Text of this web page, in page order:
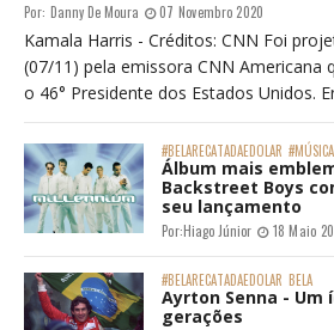
Por: Danny De Moura 07 Novembro 2020
Kamala Harris - Créditos: CNN Foi
(07/11) pela emissora CNN Americana
o 46° Presidente dos Estados Unidos.
#BELARECATADAEDOLAR #MÚSICA
Álbum mais
Backstreet Boys
seu lançamento
Por:Hiago Júnior 18 Maio
#BELARECATADAEDOLAR BELA
Ayrton Senna - Um
gerações